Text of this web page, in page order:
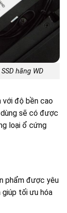
hãng WD
với độ bền cao
sẽ có được
loại ổ cứng
phẩm được yêu
tối ưu hóa